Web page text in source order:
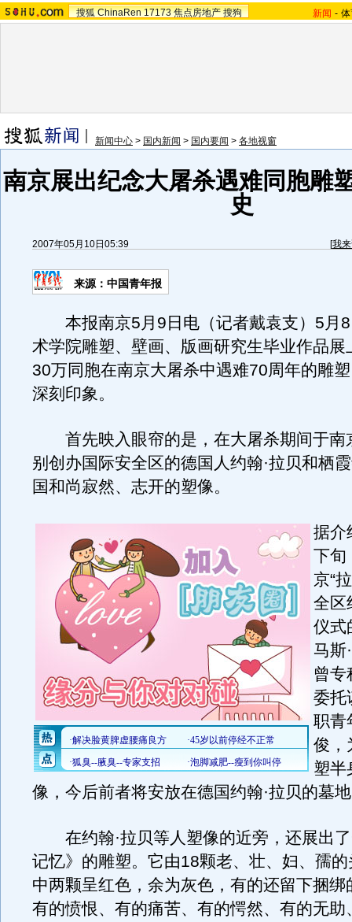
搜狐 ChinaRen 17173 焦点房地产 搜狗 新闻 -
新闻中心 > 国内新闻 > 国内要闻 > 各地视窗
南京展出纪念大屠杀遇难同胞雕
史
2007年05月10日05:39 [我
来源：中国青年报
本报南京5月9日电（记者戴袁支）5月8
术学院雕塑、壁画、版画研究生毕业作品展
30万同胞在南京大屠杀中遇难70周年的雕
深刻印象。
首先映入眼帘的是，在大屠杀期间于南
别创办国际安全区的德国人约翰·拉贝和栖
国和尚寂然、志开的塑像。
据介
下旬
京“
全区
仪式
马斯
曾专
委托
职青
俊，
塑半
像，今后前者将安放在德国约翰·拉贝的墓
在约翰·拉贝等人塑像的近旁，还展出了
记忆》的雕塑。它由18颗老、壮、妇、孺
中两颗呈红色，余为灰色，有的还留下捆绑
有的愤恨、有的痛苦、有的愕然、有的无助